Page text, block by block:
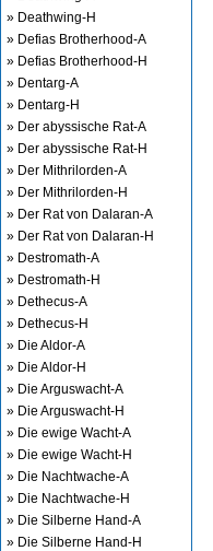
» Deathwing-H
» Defias Brotherhood-A
» Defias Brotherhood-H
» Dentarg-A
» Dentarg-H
» Der abyssische Rat-A
» Der abyssische Rat-H
» Der Mithrilorden-A
» Der Mithrilorden-H
» Der Rat von Dalaran-A
» Der Rat von Dalaran-H
» Destromath-A
» Destromath-H
» Dethecus-A
» Dethecus-H
» Die Aldor-A
» Die Aldor-H
» Die Arguswacht-A
» Die Arguswacht-H
» Die ewige Wacht-A
» Die ewige Wacht-H
» Die Nachtwache-A
» Die Nachtwache-H
» Die Silberne Hand-A
» Die Silberne Hand-H